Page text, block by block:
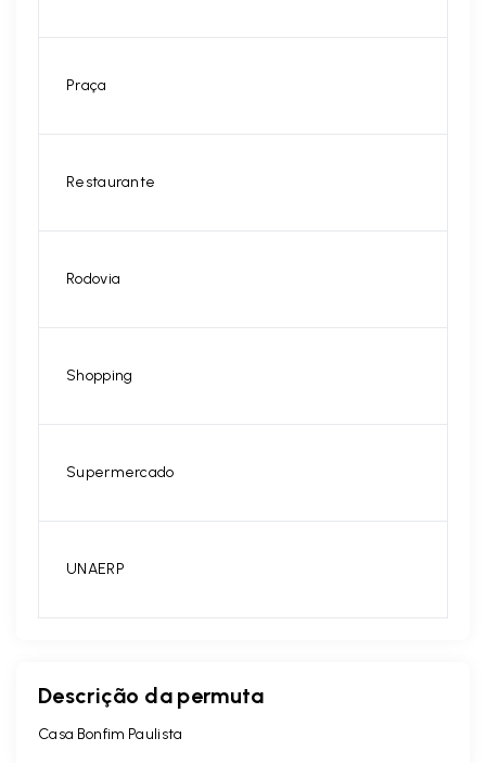
Praça
Restaurante
Rodovia
Shopping
Supermercado
UNAERP
Descrição da permuta
Casa Bonfim Paulista